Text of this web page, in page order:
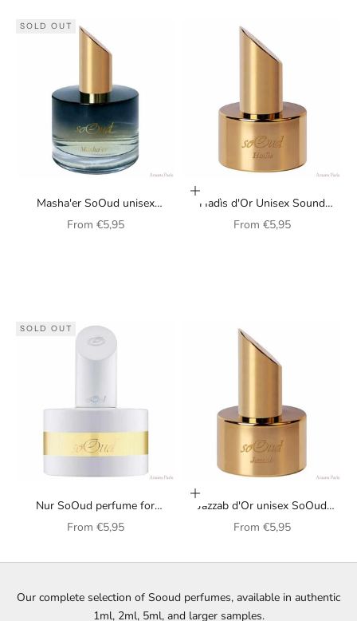
SOLD OUT
Masha'er SoOud unisex
perfume
Sale price
From €5,95
Choose options
Hadìs d'Or Unisex Sound
Perfume
Sale price
From €5,95
SOLD OUT
Nur SoOud perfume for
women
Sale price
From €5,95
Choose options
Jazzab d'Or unisex SoOud
perfume
Sale price
From €5,95
Our complete selection of Sooud perfumes, available in authentic
1ml, 2ml, 5ml, and larger samples.